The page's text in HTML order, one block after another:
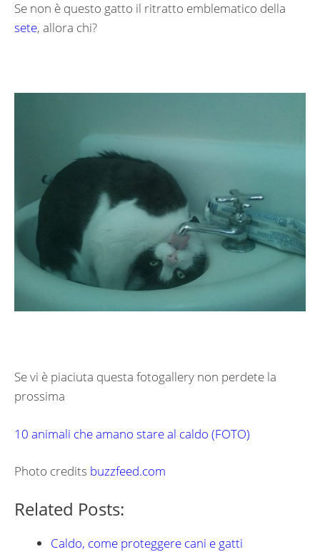
Se non è questo gatto il ritratto emblematico della
sete, allora chi?
Se vi è piaciuta questa fotogallery non perdete la
prossima
10 animali che amano stare al caldo (FOTO)
Photo credits buzzfeed.com
Related Posts:
Caldo, come proteggere cani e gatti